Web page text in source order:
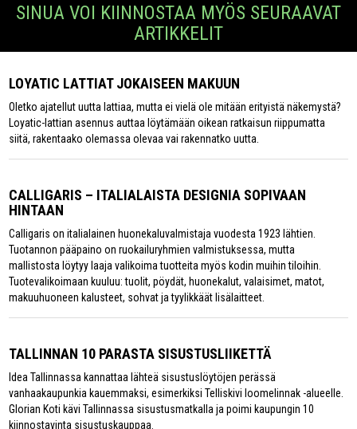
SINUA VOI KIINNOSTAA MYÖS SEURAAVAT
ARTIKKELIT
LOYATIC LATTIAT JOKAISEEN MAKUUN
Oletko ajatellut uutta lattiaa, mutta ei vielä ole mitään erityistä näkemystä?
Loyatic-lattian asennus auttaa löytämään oikean ratkaisun riippumatta
siitä, rakentaako olemassa olevaa vai rakennatko uutta.
CALLIGARIS – ITALIALAISTA DESIGNIA SOPIVAAN
HINTAAN
Calligaris on italialainen huonekaluvalmistaja vuodesta 1923 lähtien.
Tuotannon pääpaino on ruokailuryhmien valmistuksessa, mutta
mallistosta löytyy laaja valikoima tuotteita myös kodin muihin tiloihin.
Tuotevalikoimaan kuuluu: tuolit, pöydät, huonekalut, valaisimet, matot,
makuuhuoneen kalusteet, sohvat ja tyylikkäät lisälaitteet.
TALLINNAN 10 PARASTA SISUSTUSLIIKETTÄ
Idea Tallinnassa kannattaa lähteä sisustuslöytöjen perässä
vanhaakaupunkia kauemmaksi, esimerkiksi Telliskivi loomelinnak -alueelle.
Glorian Koti kävi Tallinnassa sisustusmatkalla ja poimi kaupungin 10
kiinnostavinta sisustuskauppaa.